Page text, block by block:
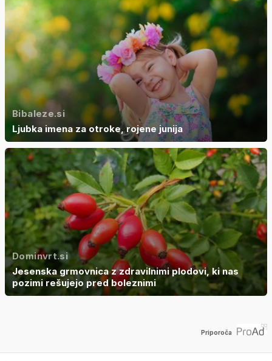
Bibaleze.si
Ljubka imena za otroke, rojene junija
Dominvrt.si
Jesenska grmovnica z zdravilnimi plodovi, ki nas
pozimi rešujejo pred boleznimi
Priporoča